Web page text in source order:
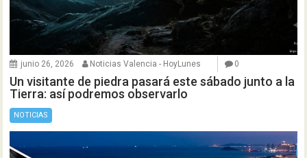
junio 26, 2026 Noticias Valencia - HoyLunes 0
Un visitante de piedra pasará este sábado junto a la
Tierra: así podremos observarlo
NOTICIAS